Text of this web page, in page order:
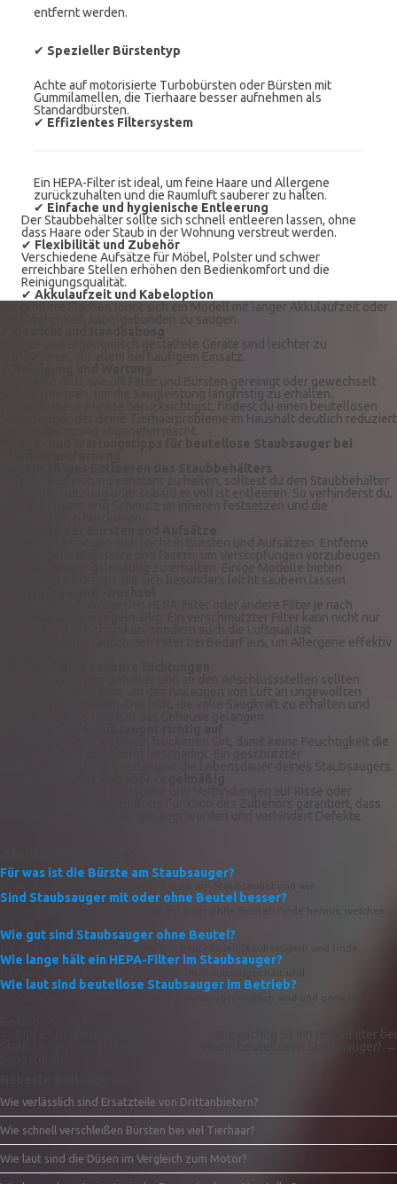
entfernt werden.
✔ Spezieller Bürstentyp
Achte auf motorisierte Turbobürsten oder Bürsten mit
Gummilamellen, die Tierhaare besser aufnehmen als
Standardbürsten.
✔ Effizientes Filtersystem
Ein HEPA-Filter ist ideal, um feine Haare und Allergene
zurückzuhalten und die Raumluft sauberer zu halten.
✔ Einfache und hygienische Entleerung
Der Staubbehälter sollte sich schnell entleeren lassen, ohne
dass Haare oder Staub in der Wohnung verstreut werden.
✔ Flexibilität und Zubehör
Verschiedene Aufsätze für Möbel, Polster und schwer
erreichbare Stellen erhöhen den Bedienkomfort und die
Reinigungsqualität.
✔ Akkulaufzeit und Kabeloption
Für größere Flächen lohnt sich ein Modell mit langer Akkulaufzeit oder
die Möglichkeit, kabelgebunden zu saugen.
Leichte und ergonomisch gestaltete Geräte sind leichter zu
manövrieren, vor allem bei häufigem Einsatz.
Informiere dich, wie oft Filter und Bürsten gereinigt oder gewechselt
werden müssen, um die Saugleistung langfristig zu erhalten.
Wenn du diese Punkte berücksichtigst, findest du einen beutellosen
Staubsauger, der deine Tierhaarprobleme im Haushalt deutlich reduziert
Pflege- und Wartungstipps für beutellose Staubsauger bei
Regelmäßiges Entleeren des Staubbehälters
Um die Saugleistung konstant zu halten, solltest du den Staubbehälter
nach jeder Nutzung oder sobald er voll ist entleeren. So verhinderst du,
dass sich Haare und Schmutz im Inneren festsetzen und die
Tierhaare verfangen sich leicht in Bürsten und Aufsätzen. Entferne
daher regelmäßig Haare und Fasern, um Verstopfungen vorzubeugen
und die Reinigungsleistung zu erhalten. Einige Modelle bieten
abnehmbare Bürsten, die sich besonders leicht säubern lassen.
Überprüfe und reinige den HEPA-Filter oder andere Filter je nach
Herstellerangabe regelmäßig. Ein verschmutzter Filter kann nicht nur
die Leistung einschränken, sondern auch die Luftqualität
verschlechtern. Tausch den Filter bei Bedarf aus, um Allergene effektiv
Die Dichtungen am Behälter und an den Anschlussstellen sollten
sauber und intakt sein, um das Ansaugen von Luft an ungewollten
Stellen zu verhindern. Das hilft, die volle Saugkraft zu erhalten und
Lagere dein Gerät an einem trockenen Ort, damit keine Feuchtigkeit die
Aufbewahrungsplatz verlängert die Lebensdauer deines Staubsaugers.
Untersuche Düsen, Schläuche und Verbindungen auf Risse oder
Blockaden. Eine einwandfreie Funktion des Zubehörs garantiert, dass
Für was ist die Bürste am Staubsauger?
Sind Staubsauger mit oder ohne Beutel besser?
Wie gut sind Staubsauger ohne Beutel?
Wie lange hält ein HEPA-Filter im Staubsauger?
Wie laut sind beutellose Staubsauger im Betrieb?
Wie wichtig ist ein HEPA-Filter bei
einem beutellosen Staubsauger? →
Wie verlässlich sind Ersatzteile von Drittanbietern?
Wie schnell verschleißen Bürsten bei viel Tierhaar?
Wie laut sind die Düsen im Vergleich zum Motor?